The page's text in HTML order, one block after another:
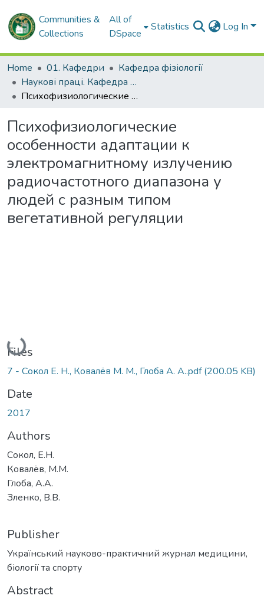
Communities &
Collections
All of
DSpace
Statistics Log In
Home 01. Кафедри
Кафедра фізіології
Наукові праці. Кафедра фізіології
Психофизиологические особенности адаптации к электромагнитному излучению радиочастотного диапазона у людей с разным типом вегетативной регуляции
Психофизиологические
особенности адаптации к
электромагнитному излучению
радиочастотного диапазона у
людей с разным типом
вегетативной регуляции
Loading...
Files
7 - Сокол Е. Н., Ковалёв М. М., Глоба А. А..pdf(200.05 KB)
Date
2017
Authors
Сокол, Е.Н.
Ковалёв, М.М.
Глоба, А.А.
Зленко, В.В.
Publisher
Український науково-практичний журнал медицини,
біології та спорту
Abstract